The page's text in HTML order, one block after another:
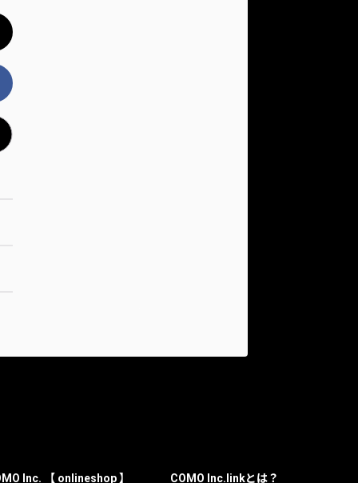
Inc. 【 onlineshop 】 COMO Inc.linkとは？